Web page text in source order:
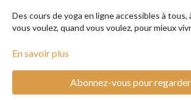
Des cours de yoga en ligne accessibles à tous,
vous voulez, quand vous voulez, pour mieux
Découvrez les 5 cours de yoga indispensables
En savoir plus
Abonnez-vous pour regarder